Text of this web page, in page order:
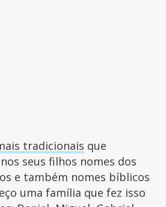
tradicionais que
seus filhos nomes dos
e também nomes bíblicos
uma família que fez isso